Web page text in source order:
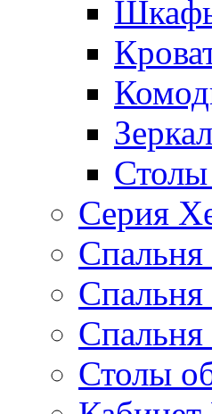
Серия
Спальня
Спальня
Спальня
Столы